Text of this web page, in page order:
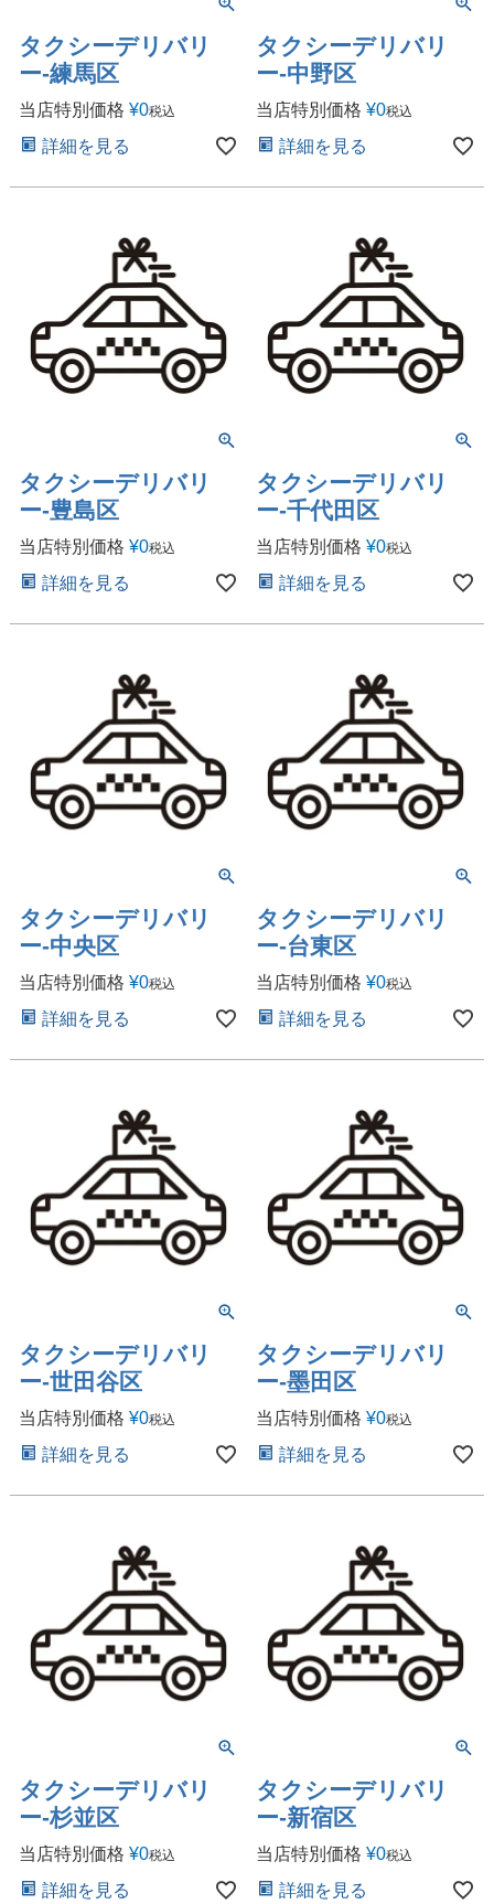
タクシーデリバリ
ー-練馬区
当店特別価格 ¥0税込
詳細を見る
タクシーデリバリ
ー-中野区
当店特別価格 ¥0税込
詳細を見る
タクシーデリバリ
ー-豊島区
当店特別価格 ¥0税込
詳細を見る
タクシーデリバリ
ー-千代田区
当店特別価格 ¥0税込
詳細を見る
タクシーデリバリ
ー-中央区
当店特別価格 ¥0税込
詳細を見る
タクシーデリバリ
ー-台東区
当店特別価格 ¥0税込
詳細を見る
タクシーデリバリ
ー-世田谷区
当店特別価格 ¥0税込
詳細を見る
タクシーデリバリ
ー-墨田区
当店特別価格 ¥0税込
詳細を見る
タクシーデリバリ
ー-杉並区
当店特別価格 ¥0税込
詳細を見る
タクシーデリバリ
ー-新宿区
当店特別価格 ¥0税込
詳細を見る